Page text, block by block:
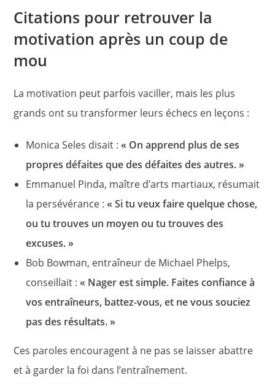
Citations pour retrouver la
motivation après un coup de
mou
La motivation peut parfois vaciller, mais les plus
grands ont su transformer leurs échecs en leçons :
Monica Seles disait :« On apprend plus de ses
propres défaites que des défaites des autres. »
Emmanuel Pinda, maître d’arts martiaux, résumait
la persévérance : « Si tu veux faire quelque chose,
ou tu trouves un moyen ou tu trouves des
excuses. »
Bob Bowman, entraîneur de Michael Phelps,
conseillait : « Nager est simple. Faites confiance à
vos entraîneurs, battez-vous, et ne vous souciez
pas des résultats. »
Ces paroles encouragent à ne pas se laisser abattre
et à garder la foi dans l’entraînement.